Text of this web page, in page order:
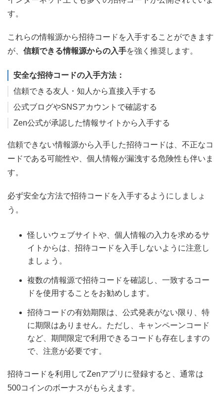
す。
これらの情報源から招待コードを入手することができます
が、 信頼できる情報源からの入手を強く推奨します。
安全な招待コードの入手方法：
信頼できる友人・知人から直接入手する
公式ブログやSNSアカウントで確認する
Zen公式が承認した情報サイトから入手する
信頼できない情報源から入手した招待コードは、不正なコ
ードである可能性や、個人情報が漏洩する危険性も伴いま
す。
必ず安全な方法で招待コードを入手するようにしましょ
う。
怪しいウェブサイトや、個人情報の入力を求めるサ
イトからは、招待コードを入手しないように注意し
ましょう。
複数の情報源で招待コードを確認し、一致するコー
ドを使用することをお勧めします。
招待コードの有効期限は、公式発表がない限り、特
に期限はありません。ただし、キャンペーンコード
など、期間限定で利用できるコードも存在しますの
で、注意が必要です。
招待コードを利用してZenアプリに登録すると、通常は
500コインのボーナスがもらえます。